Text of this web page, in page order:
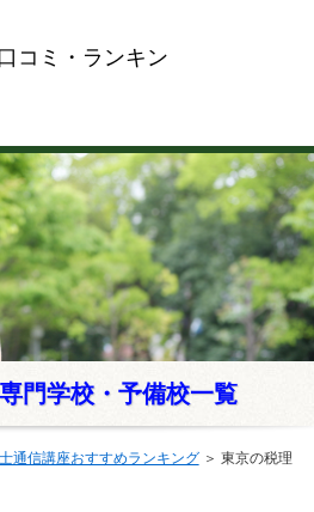
コミ・ランキン
門学校・予備校一覧
通信講座おすすめランキング＞ 東京の税理